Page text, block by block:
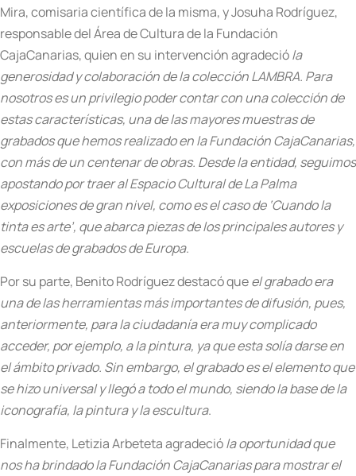
Mira, comisaria científica de la misma, y Josuha Rodríguez,
responsable del Área de Cultura de la Fundación
CajaCanarias, quien en su intervención agradecióla
generosidad y colaboración de la colección LAMBRA. Para
nosotros es un privilegio poder contar con una colección de
estas características, una de las mayores muestras de
grabados que hemos realizado en la Fundación CajaCanarias,
con más de un centenar de obras. Desde la entidad, seguimos
apostando por traer al Espacio Cultural de La Palma
exposiciones de gran nivel, como es el caso de ‘Cuando la
tinta es arte’, que abarca piezas de los principales autores y
escuelas de grabados de Europa.
Por su parte, Benito Rodríguez destacó queel grabado era
una de las herramientas más importantes de difusión, pues,
anteriormente, para la ciudadanía era muy complicado
acceder, por ejemplo, a la pintura, ya que esta solía darse en
el ámbito privado. Sin embargo, el grabado es el elemento que
se hizo universal y llegó a todo el mundo, siendo la base de la
iconografía, la pintura y la escultura.
Finalmente, Letizia Arbeteta agradecióla oportunidad que
nos ha brindado la Fundación CajaCanarias para mostrar el